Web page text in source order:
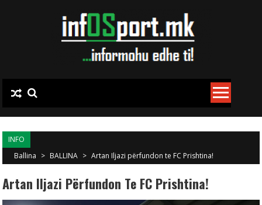
INFO
Ballina > BALLINA > Artan Iljazi përfundon te FC Prishtina!
Artan Iljazi Përfundon Te FC Prishtina!